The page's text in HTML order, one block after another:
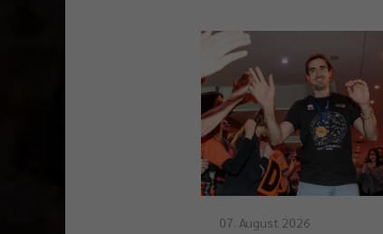
07. August 2026